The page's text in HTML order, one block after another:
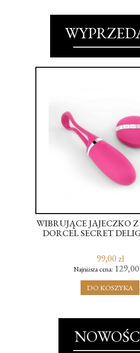
WIBRUJĄCE JAJECZKO
DORCEL SECRET
99,00 zł
Najniższa cena: 129,00
DO KOSZYKA